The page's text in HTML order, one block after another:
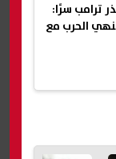
ترامب سرًا:
الحرب مع